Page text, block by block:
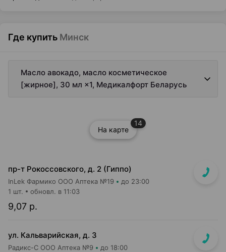
Где купить Минск
Масло авокадо, масло косметическое
[жирное], 30 мл ×1, Медикалфорт Беларусь
На карте
14
пр-т Рокоссовского, д. 2 (Гиппо)
InLek Фармико ООО Аптека №19 до 23:00
9,07 р.
1 шт. обновл. в 11:03
ул. Кальварийская, д. 3
Радикс-С ООО Аптека №9 до 18:00